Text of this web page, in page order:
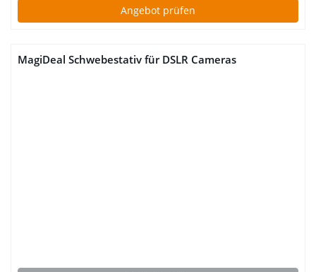
Angebot prüfen
MagiDeal Schwebestativ für DSLR Cameras